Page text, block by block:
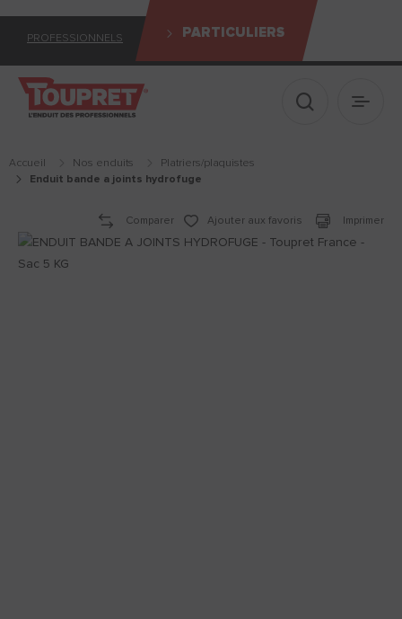
PROFESSIONNELS PARTICULIERS
Afficher le
Accueil Nos enduits
platriers/plaquistes
enduit bande a joints hydrofuge
Comparer Ajouter aux favoris Imprimer